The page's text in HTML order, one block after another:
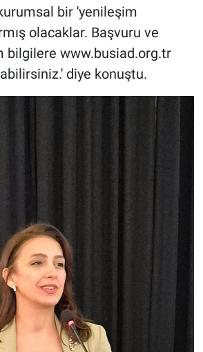
bir 'yenileşim
olacaklar. Başvuru ve
bilgilere www.busiad.org.tr
diye konuştu.